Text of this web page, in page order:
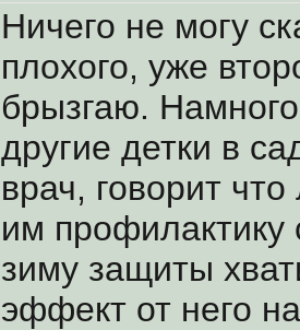
Ничего не могу
плохого, уже
брызгаю.
другие детки в
врач, говорит
им профилактику
зиму защиты
эффект от него